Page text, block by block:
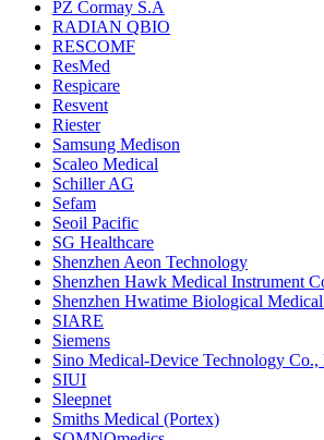
PZ Cormay S.A
RADIAN QBIO
RESCOMF
ResMed
Respicare
Resvent
Riester
Samsung Medison
Scaleo Medical
Schiller AG
Sefam
Seoil Pacific
SG Healthcare
Shenzhen Aeon Technology
Shenzhen Hawk Medical Instrument
Shenzhen Hwatime Biological
SIARE
Siemens
Sino Medical-Device Technology Co.,
SIUI
Sleepnet
Smiths Medical (Portex)